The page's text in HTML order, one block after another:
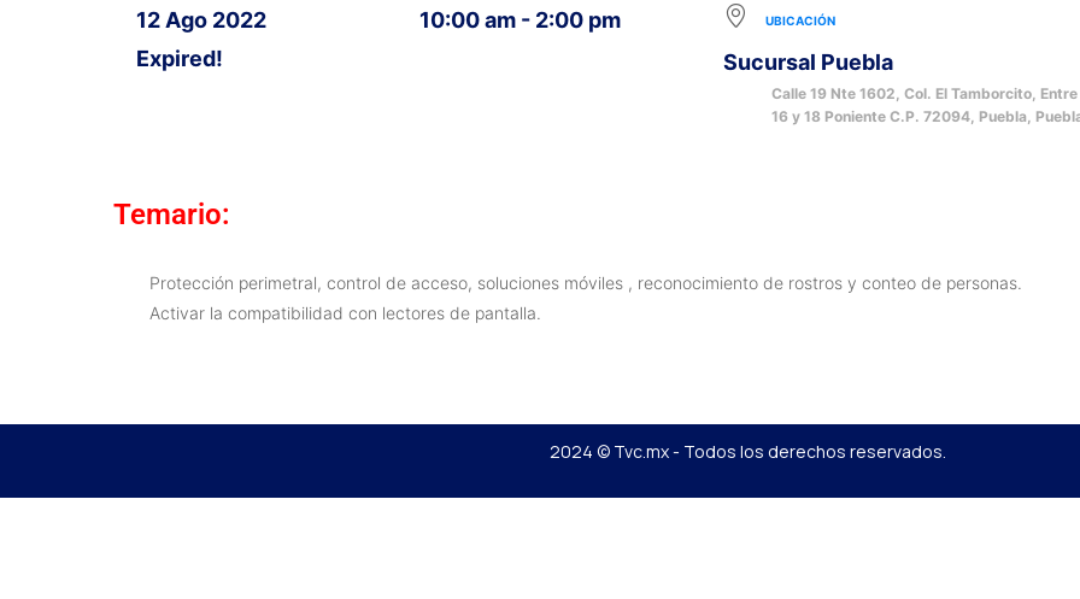
12 Ago 2022
Expired!
10:00 am - 2:00 pm UBICACIÓN
Sucursal Puebla
Calle 19 Nte 1602, Col. El Tamborcito, Entre
16 y 18 Poniente C.P. 72094, Puebla,
Temario:
Protección perimetral, control de acceso, soluciones móviles , reconocimiento de rostros y conteo de personas.
Activar la compatibilidad con lectores de pantalla.
2024 © Tvc.mx - Todos los derechos reservados.